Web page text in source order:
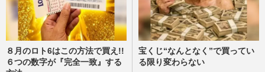
８月のロト6はこの方法で買え!!
６つの数字が『完全一致』する
宝くじ“なんとなく”で買ってい
る限り変わらない